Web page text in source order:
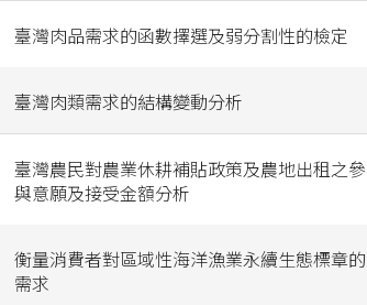
臺灣肉品需求的函數擇選及弱分割性的檢定
臺灣肉類需求的結構變動分析
臺灣農民對農業休耕補貼政策及農地出租之參
與意願及接受金額分析
衡量消費者對區域性海洋漁業永續生態標章的
需求